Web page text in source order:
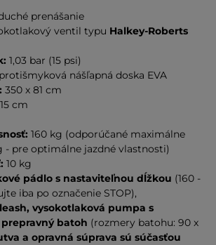
prenášanie
ventil typu Halkey-Roberts
1,03 bar (15 psi)
nášľapná doska EVA
350 x 81 cm
15 cm
160 kg (odporúčané maximálne
- pre optimálne jazdné vlastnosti)
10 kg
pádlo s nastaviteľnou dĺžkou (160 -
iba po označenie STOP),
vysokotlaková pumpa s
batoh (rozmery batohu: 90 x
a opravná súprava sú súčasťou